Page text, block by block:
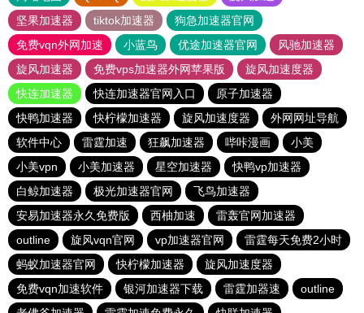
坚果加速器
tiktok加速器
狗急加速器官网
免费vqn外网加速
小蓝鸟 优途加速器官网
风驰加速器
旋风加速器
免费vps加速器外网苹果版
旋风加速度器
快连加速器
快连加速器官网入口
原子加速器
快鸭加速器
快柠檬加速器 旋风加速度器
外网网址导航
软件中心
雷霆加速 狂飙加速器 哔咔漫画
小美
小美vpn
小美加速器 星空加速器
快鸭vp加速器
白鲸加速器
极光加速器官网
飞鸟加速器
安易加速器永久免费版
西柚加速
雷轰官网加速器
outline
旋风vqn官网 vp加速器官网
雷霆每天免费2小时
蚂蚁加速器官网
快柠檬加速器
旋风加速度器
免费vqn加速软件
银河加速器下载 雷霆加器速
outline